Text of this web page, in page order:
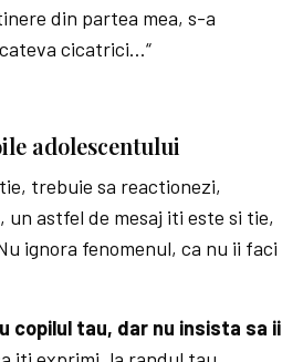
din partea mea, s-a
cicatrici…“
adolescentului
trebuie sa reac­tionezi,
astfel de mesaj iti este si tie,
ignora fenomenul, ca nu ii faci
copilul tau, dar nu insista sa ii